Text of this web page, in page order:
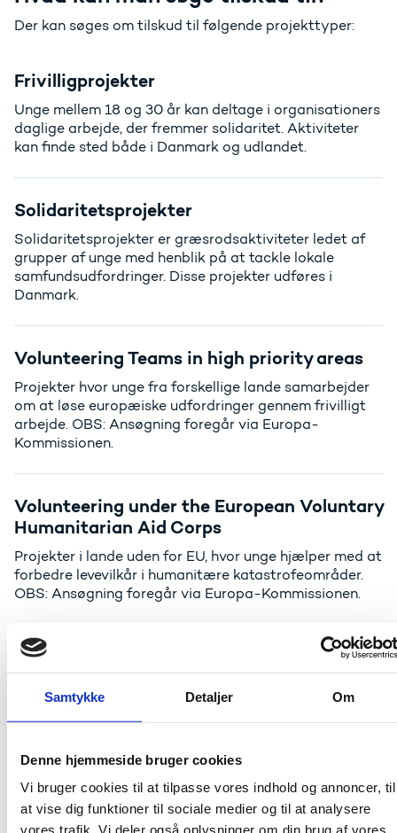
Samtykke Detaljer Om
Denne hjemmeside bruger cookies
Vi bruger cookies til at tilpasse vores indhold og annoncer, til
at vise dig funktioner til sociale medier og til at analysere
vores trafik. Vi deler også oplysninger om din brug af vores
Der kan søges om tilskud til følgende projekttyper:
Frivilligprojekter
Unge mellem 18 og 30 år kan deltage i organisationers
daglige arbejde, der fremmer solidaritet. Aktiviteter
kan finde sted både i Danmark og udlandet.
Solidaritetsprojekter
Solidaritetsprojekter er græsrodsaktiviteter ledet af
grupper af unge med henblik på at tackle lokale
samfundsudfordringer. Disse projekter udføres i
Danmark.
Volunteering Teams in high priority areas
Projekter hvor unge fra forskellige lande samarbejder
om at løse europæiske udfordringer gennem frivilligt
arbejde. OBS: Ansøgning foregår via Europa-
Kommissionen.
Volunteering under the European Voluntary
Humanitarian Aid Corps
Projekter i lande uden for EU, hvor unge hjælper med at
forbedre levevilkår i humanitære katastrofeområder.
OBS: Ansøgning foregår via Europa-Kommissionen.
Ansøgningsfrister
Frivilligprojekter: 18. februar 2026 kl. 12.00
Quality Label til 'Frivilligprojekter': Ansøgninger kan
indsendes løbende